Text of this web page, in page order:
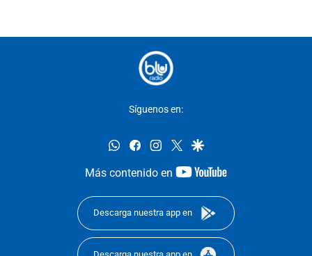
Síguenos en:
whatsappfacebookinstagram
twittergoogle
Más contenido en
youtube-
Descarga nuestra app en